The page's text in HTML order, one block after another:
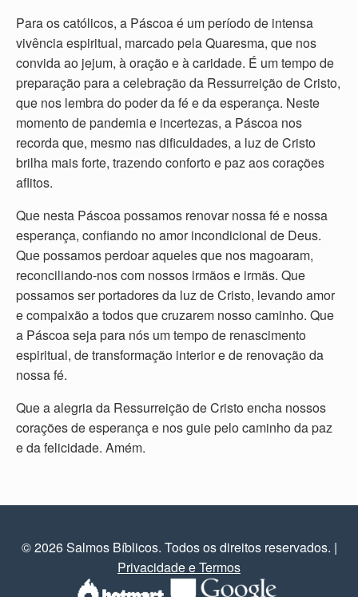
Para os católicos, a Páscoa é um período de intensa
vivência espiritual, marcado pela Quaresma, que nos
convida ao jejum, à oração e à caridade. É um tempo de
preparação para a celebração da Ressurreição de Cristo,
que nos lembra do poder da fé e da esperança. Neste
momento de pandemia e incertezas, a Páscoa nos
recorda que, mesmo nas dificuldades, a luz de Cristo
brilha mais forte, trazendo conforto e paz aos corações
aflitos.
Que nesta Páscoa possamos renovar nossa fé e nossa
esperança, confiando no amor incondicional de Deus.
Que possamos perdoar aqueles que nos magoaram,
reconciliando-nos com nossos irmãos e irmãs. Que
possamos ser portadores da luz de Cristo, levando amor
e compaixão a todos que cruzarem nosso caminho. Que
a Páscoa seja para nós um tempo de renascimento
espiritual, de transformação interior e de renovação da
nossa fé.
Que a alegria da Ressurreição de Cristo encha nossos
corações de esperança e nos guie pelo caminho da paz
e da felicidade. Amém.
© 2026 Salmos Bíblicos. Todos os direitos reservados. |
Privacidade e Termos